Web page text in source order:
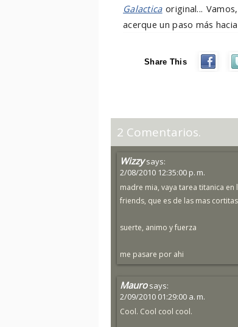
Galacticaoriginal...
acerque un paso más
Share This
2 Comentarios.
Wizzy says:
2/08/2010 12:35:00 p. m.
madre mia, vaya tarea titanica
friends, que es de las mas
suerte, animo y fuerza
me pasare por ahi
Mauro says:
2/09/2010 01:29:00 a. m.
Cool. Cool cool cool.